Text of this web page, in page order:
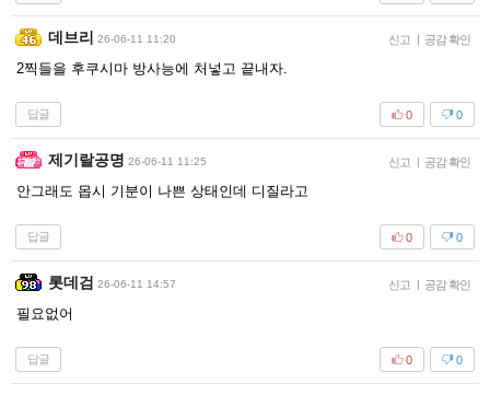
데브리 26-06-11 11:20 신고 | 공감 확인
2찍들을 후쿠시마 방사능에 처넣고 끝내자.
답글 0
0
제기랄공명 26-06-11 11:25 신고 | 공감 확인
안그래도 몹시 기분이 나쁜 상태인데 디질라고
답글 0
0
롯데검 26-06-11 14:57 신고 | 공감 확인
필요없어
답글 0
0